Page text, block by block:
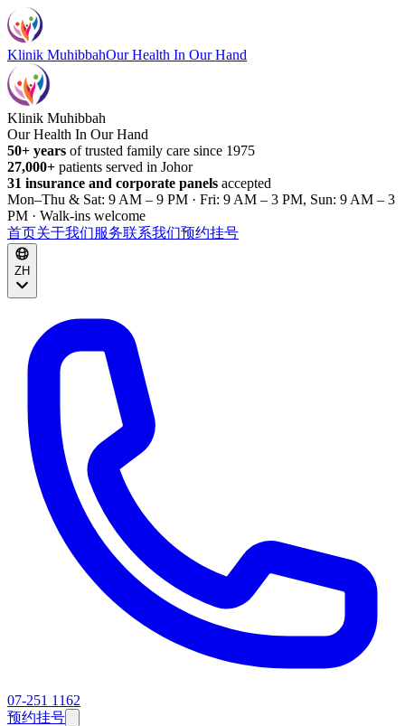
Klinik MuhibbahOur Health In Our Hand
Klinik Muhibbah
Our Health In Our Hand
50+ years of trusted family care since 1975
27,000+ patients served in Johor
31 insurance and corporate panels accepted
Mon–Thu & Sat: 9 AM – 9 PM · Fri: 9 AM – 3 PM, Sun: 9 AM – 3
PM · Walk-ins welcome
首页关于我们服务联系我们预约挂号
ZH
07-251 1162
预约挂号